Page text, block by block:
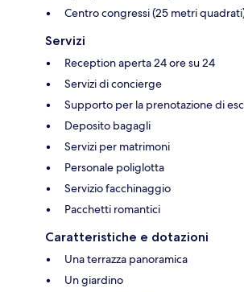
Centro congressi (25 metri
Servizi
Reception aperta 24 ore su 24
Servizi di concierge
Supporto per la prenotazione di
Deposito bagagli
Servizi per matrimoni
Personale poliglotta
Servizio facchinaggio
Pacchetti romantici
Caratteristiche e dotazioni
Una terrazza panoramica
Un giardino